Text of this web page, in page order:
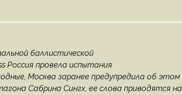
баллистической
провела испытания
Москва заранее предупредила об этом
Сабрина Сингх, ее слова приводятся на